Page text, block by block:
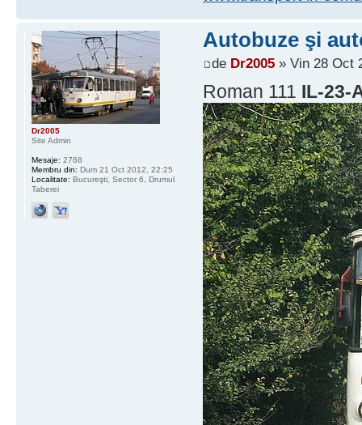
Autobuze şi
de Dr2005» Vin 28 Oct
Roman 111 IL-23-
Dr2005
Site Admin
Mesaje: 2768
Membru din: Dum 21 Oct 2012, 22:25
Localitate: Bucureşti, Sector 6, Drumul
Taberei